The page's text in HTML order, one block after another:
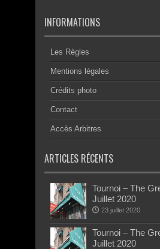
INFORMATIONS
Les Règles
Mentions légales
Crédits photo
Contact
Accès Arbitres
ARTICLES RÉCENTS
Tournoi – The
Juillet 2020
23 juillet 2020
Tournoi – The
Juillet 2020